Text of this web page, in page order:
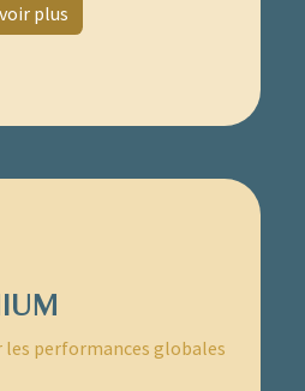
plus
performances globales